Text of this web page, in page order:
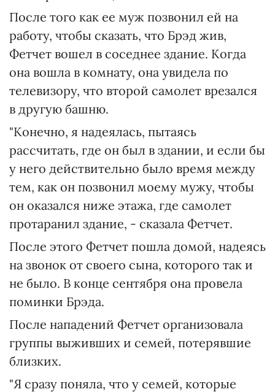
После того как ее муж позвонил ей на
работу, чтобы сказать, что Брэд жив,
Фетчет вошел в соседнее здание. Когда
она вошла в комнату, она увидела по
телевизору, что второй самолет врезался
в другую башню.
"Конечно, я надеялась, пытаясь
рассчитать, где он был в здании, и если бы
у него действительно было время между
тем, как он позвонил моему мужу, чтобы
он оказался ниже этажа, где самолет
протаранил здание, - сказала Фетчет.
После этого Фетчет пошла домой, надеясь
на звонок от своего сына, которого так и
не было. В конце сентября она провела
поминки Брэда.
После нападений Фетчет организовала
группы выживших и семей, потерявшие
близких.
"Я сразу поняла, что у семей, которые